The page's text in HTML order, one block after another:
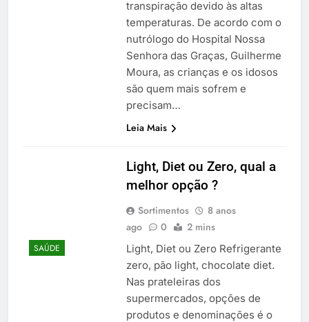
transpiração devido às altas
temperaturas. De acordo com o
nutrólogo do Hospital Nossa
Senhora das Graças, Guilherme
Moura, as crianças e os idosos
são quem mais sofrem e
precisam…
Leia Mais
SAÚDE
Light, Diet ou Zero, qual a
melhor opção ?
Sortimentos
8 anos
ago
0 2 mins
Light, Diet ou Zero Refrigerante
zero, pão light, chocolate diet.
Nas prateleiras dos
supermercados, opções de
produtos e denominações é o